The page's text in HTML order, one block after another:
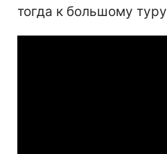
тогда к большому